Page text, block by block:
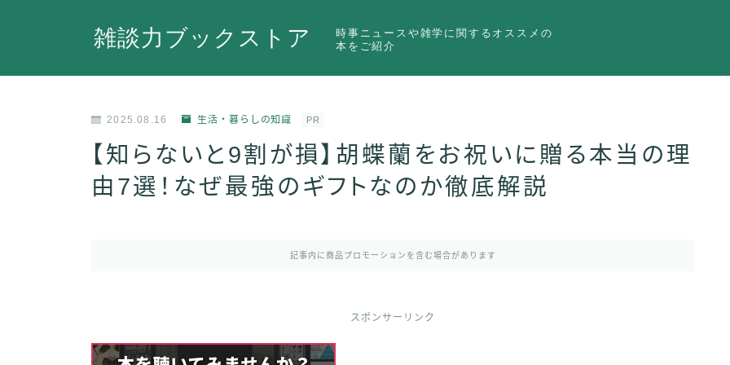
雑談力ブックストア
時事ニュースや雑学に関するオススメの
本をご紹介
2025.08.16 生活・暮らしの知識 PR
【知らないと9割が損】胡蝶蘭をお祝いに贈る本当の理
由7選！なぜ最強のギフトなのか徹底解説
記事内に商品プロモーションを含む場合があります
スポンサーリンク